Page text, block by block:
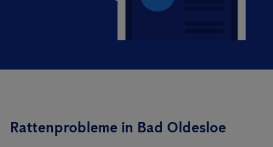
Rattenprobleme in Bad Oldesloe